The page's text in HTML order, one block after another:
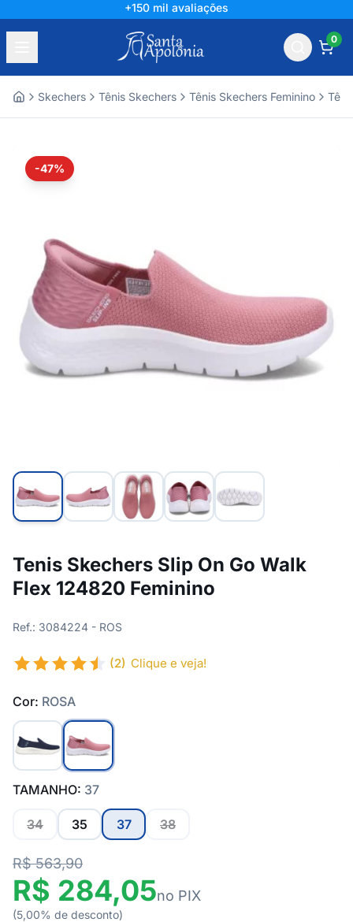
+150 mil avaliações
0
Skechers Tênis Skechers Tênis Skechers Feminino
-47%
Tenis Skechers Slip On Go Walk
Flex 124820 Feminino
Ref.: 3084224 - ROS
(2) Clique e veja!
Cor: ROSA
TAMANHO: 37
34 35 37 38
R$ 563,90
R$ 284,05no PIX
(5,00% de desconto)